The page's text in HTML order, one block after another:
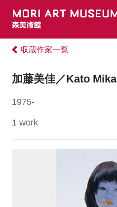
収蔵作家一覧
加藤美佳／Kato Mika
1975-
1 work